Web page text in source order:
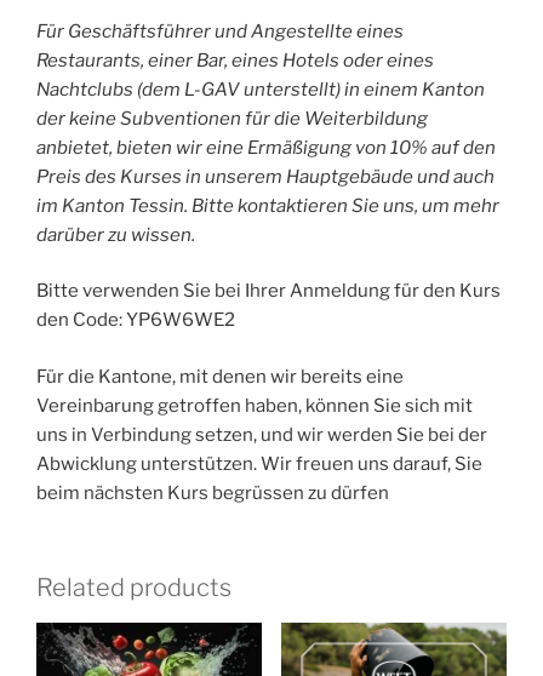
Für Geschäftsführer und Angestellte eines
Restaurants, einer Bar, eines Hotels oder eines
Nachtclubs (dem L-GAV unterstellt) in einem Kanton
der keine Subventionen für die Weiterbildung
anbietet, bieten wir eine Ermäßigung von 10% auf den
Preis des Kurses in unserem Hauptgebäude und auch
im Kanton Tessin. Bitte kontaktieren Sie uns, um mehr
darüber zu wissen.
Bitte verwenden Sie bei Ihrer Anmeldung für den Kurs
den Code: YP6W6WE2
Für die Kantone, mit denen wir bereits eine
Vereinbarung getroffen haben, können Sie sich mit
uns in Verbindung setzen, und wir werden Sie bei der
Abwicklung unterstützen. Wir freuen uns darauf, Sie
beim nächsten Kurs begrüssen zu dürfen
Related products